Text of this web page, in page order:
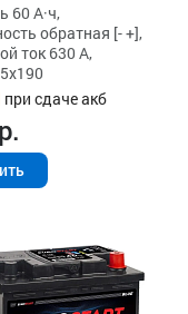
60 А·ч,
обратная [- +],
ток 630 А,
при сдаче акб
р.